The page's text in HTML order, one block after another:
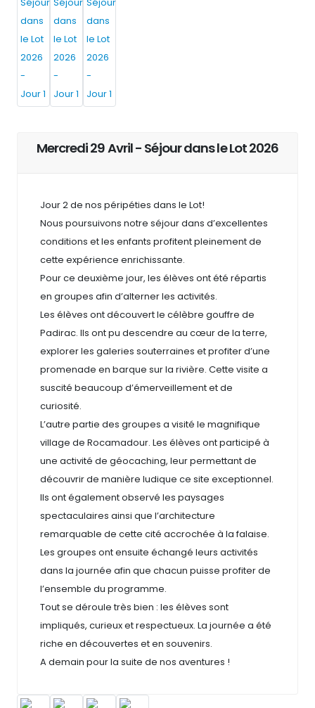
Mercredi 29 Avril - Séjour dans le Lot 2026
Jour 2 de nos péripéties dans le Lot!
Nous poursuivons notre séjour dans d’excellentes
conditions et les enfants profitent pleinement de
cette expérience enrichissante.
Pour ce deuxième jour, les élèves ont été répartis
en groupes afin d’alterner les activités.
Les élèves ont découvert le célèbre gouffre de
Padirac. Ils ont pu descendre au cœur de la terre,
explorer les galeries souterraines et profiter d’une
promenade en barque sur la rivière. Cette visite a
suscité beaucoup d’émerveillement et de
curiosité.
L’autre partie des groupes a visité le magnifique
village de Rocamadour. Les élèves ont participé à
une activité de géocaching, leur permettant de
découvrir de manière ludique ce site exceptionnel.
Ils ont également observé les paysages
spectaculaires ainsi que l’architecture
remarquable de cette cité accrochée à la falaise.
Les groupes ont ensuite échangé leurs activités
dans la journée afin que chacun puisse profiter de
l’ensemble du programme.
Tout se déroule très bien : les élèves sont
impliqués, curieux et respectueux. La journée a été
riche en découvertes et en souvenirs.
A demain pour la suite de nos aventures !